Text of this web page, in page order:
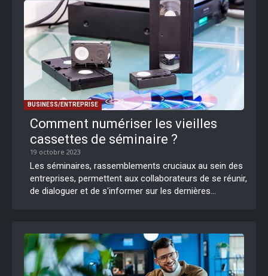
BUSINESS/ENTREPRISE
Comment numériser les vieilles
cassettes de séminaire ?
19 octobre 2023
Les séminaires, rassemblements cruciaux au sein des
entreprises, permettent aux collaborateurs de se réunir,
de dialoguer et de s'informer sur les dernières...